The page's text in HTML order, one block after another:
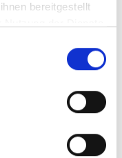
bereitgestellt
auf der
z. B. die